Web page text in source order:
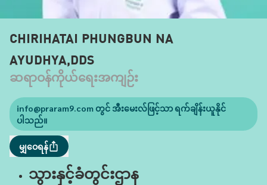
CHIRIHATAI PHUNGBUN NA
AYUDHYA,DDS
ဆရာဝန်ကိုယ်ရေးအကျဉ်း
info@praram9.comတွင် အီးမေးလ်ဖြင့်သာ ရက်ချိန်းယူနိုင်
ပါသည်။
မျှဝေရန်
သွားနှင့်ခံတွင်းဌာန